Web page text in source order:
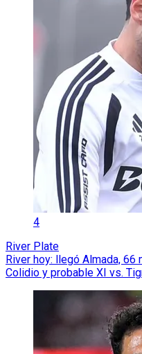
4
River Plate
River hoy: llegó Almada,
Colidio y probable XI vs.